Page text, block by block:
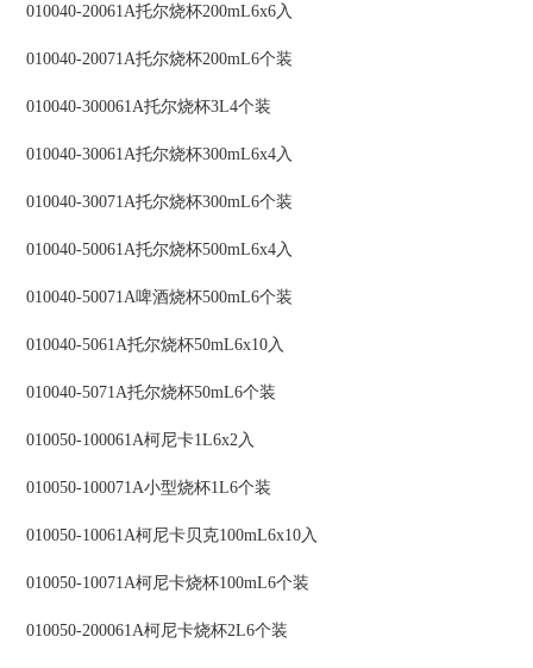
010040-20061A托尔烧杯200mL6x6入
010040-20071A托尔烧杯200mL6个装
010040-300061A托尔烧杯3L4个装
010040-30061A托尔烧杯300mL6x4入
010040-30071A托尔烧杯300mL6个装
010040-50061A托尔烧杯500mL6x4入
010040-50071A啤酒烧杯500mL6个装
010040-5061A托尔烧杯50mL6x10入
010040-5071A托尔烧杯50mL6个装
010050-100061A柯尼卡1L6x2入
010050-100071A小型烧杯1L6个装
010050-10061A柯尼卡贝克100mL6x10入
010050-10071A柯尼卡烧杯100mL6个装
010050-200061A柯尼卡烧杯2L6个装